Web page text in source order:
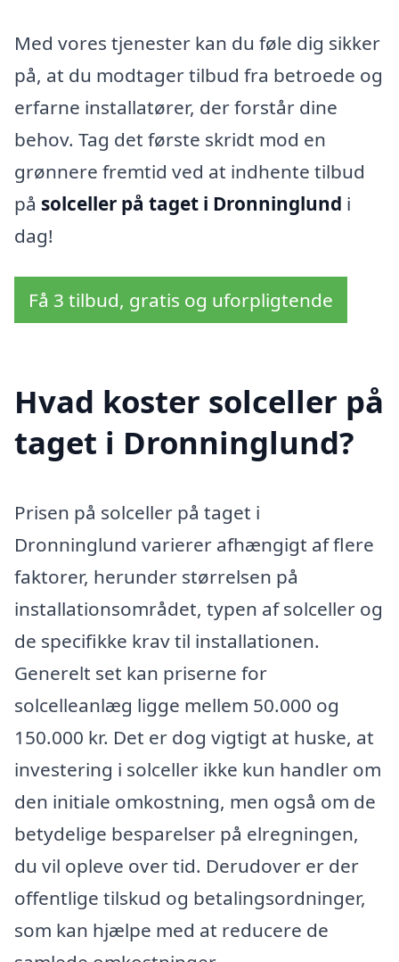
Med vores tjenester kan du føle dig sikker
på, at du modtager tilbud fra betroede og
erfarne installatører, der forstår dine
behov. Tag det første skridt mod en
grønnere fremtid ved at indhente tilbud
på solceller på taget i Dronninglund i
dag!
Få 3 tilbud, gratis og uforpligtende
Hvad koster solceller på
taget i Dronninglund?
Prisen på solceller på taget i
Dronninglund varierer afhængigt af flere
faktorer, herunder størrelsen på
installationsområdet, typen af solceller og
de specifikke krav til installationen.
Generelt set kan priserne for
solcelleanlæg ligge mellem 50.000 og
150.000 kr. Det er dog vigtigt at huske, at
investering i solceller ikke kun handler om
den initiale omkostning, men også om de
betydelige besparelser på elregningen,
du vil opleve over tid. Derudover er der
offentlige tilskud og betalingsordninger,
som kan hjælpe med at reducere de